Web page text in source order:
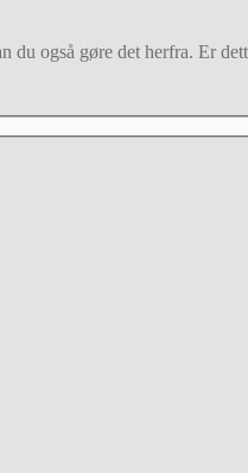
du også gøre det herfra. Er